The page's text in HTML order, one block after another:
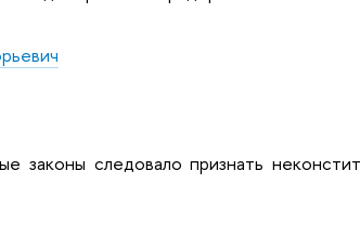
законы следовало признать